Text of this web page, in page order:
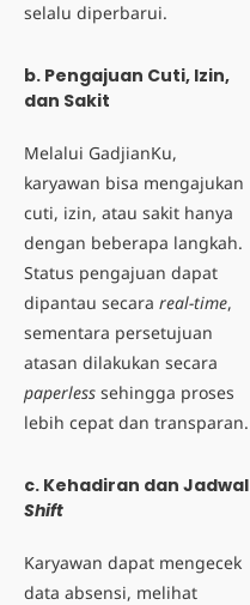
selalu diperbarui.
b. Pengajuan Cuti, Izin,
dan Sakit
Melalui GadjianKu,
karyawan bisa mengajukan
cuti, izin, atau sakit hanya
dengan beberapa langkah.
Status pengajuan dapat
dipantau secara real-time,
sementara persetujuan
atasan dilakukan secara
paperless sehingga proses
lebih cepat dan transparan.
c. Kehadiran dan Jadwal
Shift
Karyawan dapat mengecek
data absensi, melihat